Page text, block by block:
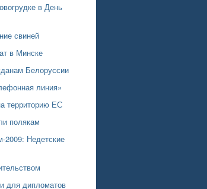
в День
свиней
в Минске
Белоруссии
линия»
территорию ЕС
полякам
2009: Недетские
для дипломатов